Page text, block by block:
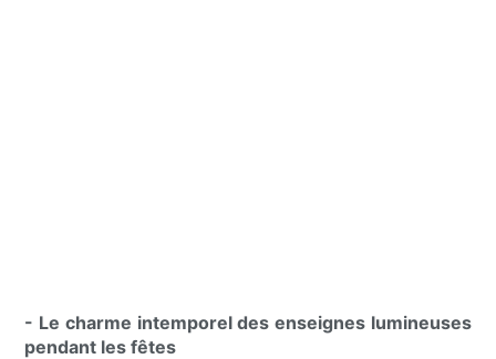
- Le charme intemporel des enseignes lumineuses
pendant les fêtes